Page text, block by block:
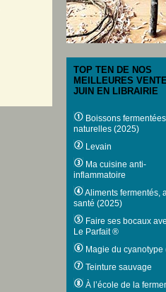
TOP TEN DE NOS
MEILLEURES
JUIN EN LIBRAIRIE
Boissons fermentées
naturelles (2025)
Levain
Ma cuisine anti-
inflammatoire
Aliments fermentés,
santé (2025)
Faire ses bocaux
Le Parfait ®
Magie du cyanotype
Teinture sauvage
À l’école de la